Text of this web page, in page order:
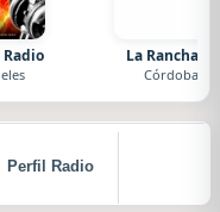
Radio La Ranchada
Córdoba
Perfil Radio